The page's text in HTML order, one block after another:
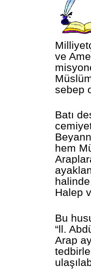
ve
sebep
Batı
hem
Halep
Bu
“ll.
Arap